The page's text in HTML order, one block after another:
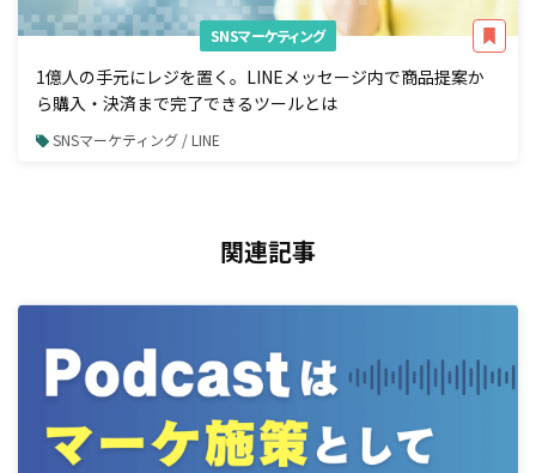
SNSマーケティング
1億人の手元にレジを置く。LINEメッセージ内で商品提案か
ら購入・決済まで完了できるツールとは
SNSマーケティング / LINE
関連記事